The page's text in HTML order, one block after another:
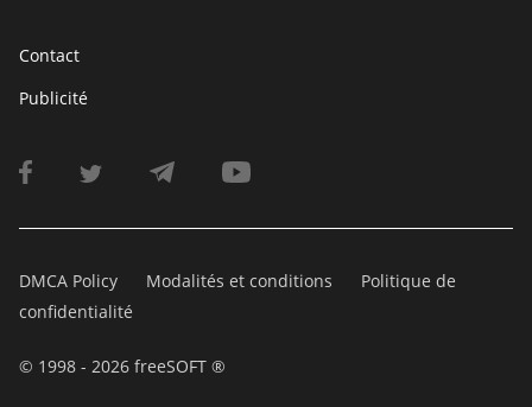
Contact
Publicité
DMCA Policy Modalités et conditions
Politique de
confidentialité
© 1998 - 2026 freeSOFT ®